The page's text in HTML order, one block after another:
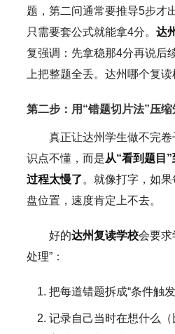
题，第二问通常要推导5步才
只需要套公式就能拿4分。 达
复强调：先拿稳那4分再说后
上把整题全丢。达州哪个复
第二步：用“错题切片法”压缩
真正让达州学生做不完
识点不懂，而是从“看到题目
过程太慢了。就像打字，如
盘位置，速度肯定上不去。
好的达州复读学校会要求
处理”：
把每道错题拆成“条件触
记录自己当时在想什么